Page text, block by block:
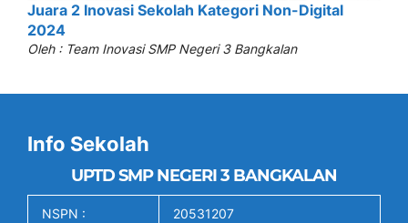
Juara 2 Inovasi Sekolah Kategori Non-Digital
2024
Oleh : Team Inovasi SMP Negeri 3 Bangkalan
Info Sekolah
UPTD SMP NEGERI 3 BANGKALAN
NSPN : 20531207